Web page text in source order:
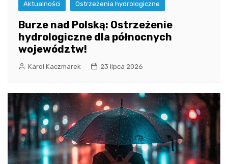
Aktualności Ostrzeżenia hydrologiczne
Burze nad Polską: Ostrzeżenie
hydrologiczne dla północnych
województw!
Karol Kaczmarek 23 lipca 2026